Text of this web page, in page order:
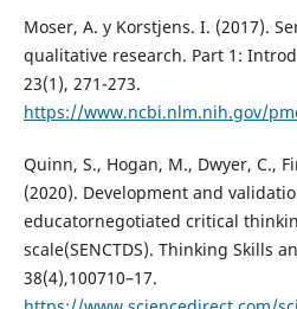
Moser, A. y Korstjens. I. (2017).
qualitative research. Part 1:
23(1), 271-273.
https://www.ncbi.nlm.nih.gov/
Quinn, S., Hogan, M., Dwyer, C.,
(2020). Development and
educatornegotiated critical
scale(SENCTDS). Thinking Skills
38(4),100710–17.